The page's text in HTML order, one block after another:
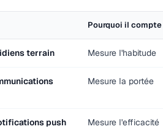
Pourquoi il compte
terrain Mesure l'habitude
Mesure la portée
push
Mesure l'efficacité